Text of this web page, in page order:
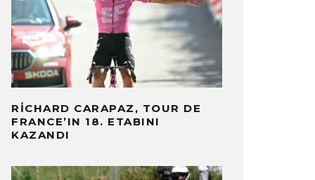
RICHARD CARAPAZ, TOUR DE
FRANCE’IN 18. ETABINI
KAZANDI